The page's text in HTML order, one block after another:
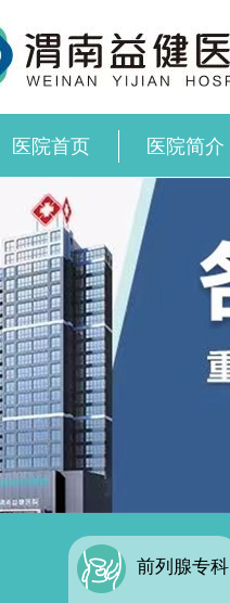
医院首页 医院简介
前列腺专科